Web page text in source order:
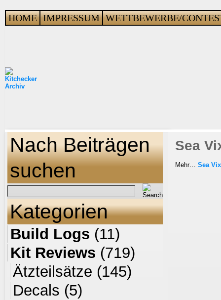
HOME IMPRESSUM WETTBEWERBE/
Nach Beiträgen
suchen
Kategorien
Build Logs (11)
Kit Reviews (719)
Ätzteilsätze (145)
Decals (5)
Sea
Mehr… Sea